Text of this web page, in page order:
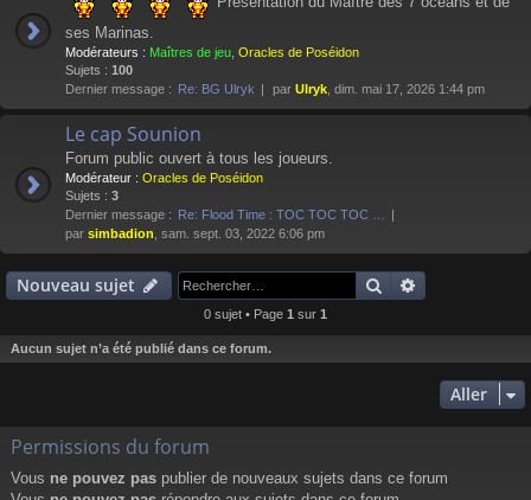
ses Marinas.
Modérateurs : Maîtres de jeu Oracles de Poséidon
Sujets : 100
Dernier message : Re: BG Ulryk par Ulryk , dim. mai 17, 2026 1:44 pm
Le cap Sounion
Forum public ouvert à tous les joueurs.
Modérateur : Oracles de Poséidon
Sujets : 3
Dernier message : Re: Flood Time : TOC TOC TOC …
par simbadion , sam. sept. 03, 2022 6:06 pm
Nouveau sujet Rechercher
0 sujet • Page 1 sur 1
Aucun sujet n’a été publié dans ce forum.
Aller
Permissions du forum
Vous ne pouvez pas publier de nouveaux sujets dans ce forum